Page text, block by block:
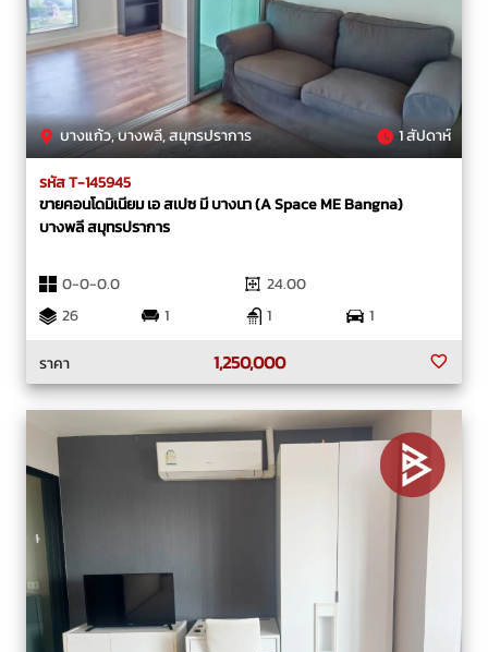
บางแก้ว, บางพลี, สมุทรปราการ 1 สัปดาห์
รหัส T-145945
ขายคอนโดมิเนียม เอ สเปซ มี บางนา (A Space ME Bangna)
บางพลี สมุทรปราการ
0-0-0.0
24.00
26
1 1
1
ราคา
1,250,000